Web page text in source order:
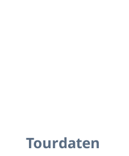
Tourdaten